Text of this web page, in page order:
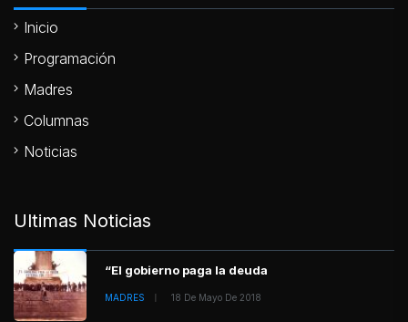
Inicio
Programación
Madres
Columnas
Noticias
Ultimas Noticias
“El gobierno paga la deuda
MADRES 18 De Mayo De 2018